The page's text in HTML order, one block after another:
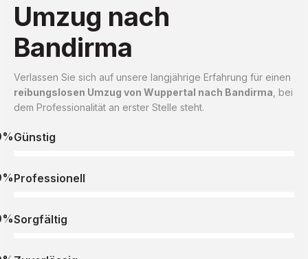
Umzug nach
Bandirma
Verlassen Sie sich auf unsere langjährige Erfahrung für einen
reibungslosen Umzug von Wuppertal nach Bandirma , bei
dem Professionalität an erster Stelle steht.
Günstig
Professionell
Sorgfältig